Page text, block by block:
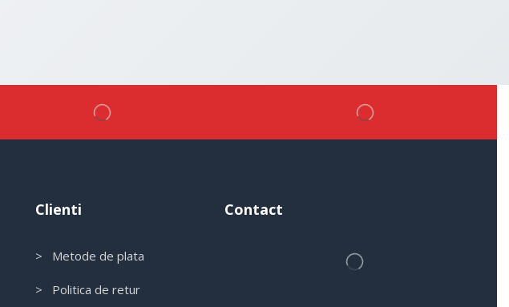
Clienti
> Metode de plata
> Politica de retur
Contact